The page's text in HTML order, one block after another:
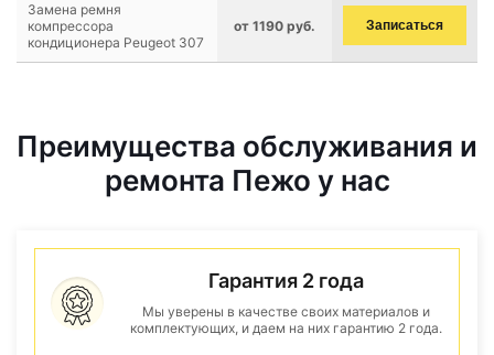
Замена ремня
компрессора
кондиционера Peugeot 307
от 1190 руб. Записаться
Преимущества обслуживания и
ремонта Пежо у нас
Гарантия 2 года
Мы уверены в качестве своих материалов и
комплектующих, и даем на них гарантию 2 года.